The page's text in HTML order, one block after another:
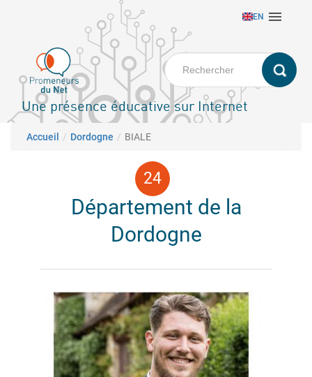
principal
EN 
Une présence éducative sur Internet
Fil d'Ariane
Accueil Dordogne BIALE
Département de la
Dordogne